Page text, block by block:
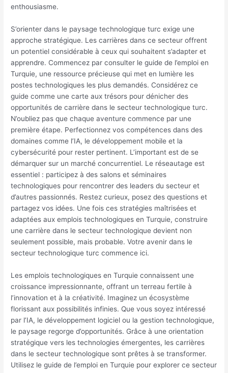
enthousiasme.
S’orienter dans le paysage technologique turc exige une
approche stratégique. Les carrières dans ce secteur offrent
un potentiel considérable à ceux qui souhaitent s’adapter et
apprendre. Commencez par consulter le guide de l’emploi en
Turquie, une ressource précieuse qui met en lumière les
postes technologiques les plus demandés. Considérez ce
guide comme une carte aux trésors pour dénicher des
opportunités de carrière dans le secteur technologique turc.
N’oubliez pas que chaque aventure commence par une
première étape. Perfectionnez vos compétences dans des
domaines comme l’IA, le développement mobile et la
cybersécurité pour rester pertinent. L’important est de se
démarquer sur un marché concurrentiel. Le réseautage est
essentiel : participez à des salons et séminaires
technologiques pour rencontrer des leaders du secteur et
d’autres passionnés. Restez curieux, posez des questions et
partagez vos idées. Une fois ces stratégies maîtrisées et
adaptées aux emplois technologiques en Turquie, construire
une carrière dans le secteur technologique devient non
seulement possible, mais probable. Votre avenir dans le
secteur technologique turc commence ici.
Les emplois technologiques en Turquie connaissent une
croissance impressionnante, offrant un terreau fertile à
l’innovation et à la créativité. Imaginez un écosystème
florissant aux possibilités infinies. Que vous soyez intéressé
par l’IA, le développement logiciel ou la gestion technologique,
le paysage regorge d’opportunités. Grâce à une orientation
stratégique vers les technologies émergentes, les carrières
dans le secteur technologique sont prêtes à se transformer.
Utilisez le guide de l’emploi en Turquie pour explorer ce secteur